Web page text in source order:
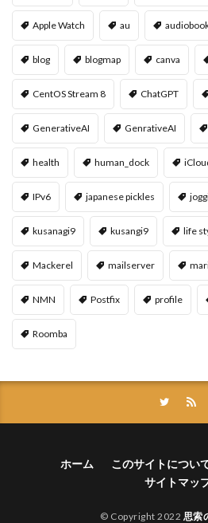
Apple Watch au
blog blogmap canva
CentOS Stream 8 ChatGPT
GenerativeAI GenrativeAI
health human_dock
IPv6 japanese pickles
kusanagi9 kusangi9 life
Mackerel mailserver
NMN Postfix profile
Roomba
ホーム このサイトについ
サイトマッ
© Copyright 2022 思索